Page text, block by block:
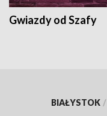
Gwiazdy od Szafy
BIAŁYSTOK /